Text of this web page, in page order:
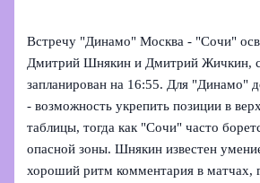
Встречу "Динамо" Москва - "Сочи"
Дмитрий Шнякин и Дмитрий Жичкин,
запланирован на 16:55. Для "Динамо"
- возможность укрепить позиции в
таблицы, тогда как "Сочи" часто
опасной зоны. Шнякин известен
хороший ритм комментария в матчах,